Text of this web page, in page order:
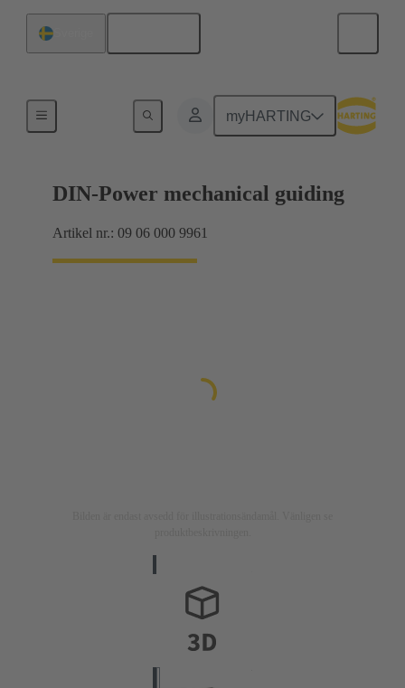
myHARTING
Förbindning moderkort till dotterkort
DIN-Power mechanical guiding
Artikel nr.: 09 06 000 9961